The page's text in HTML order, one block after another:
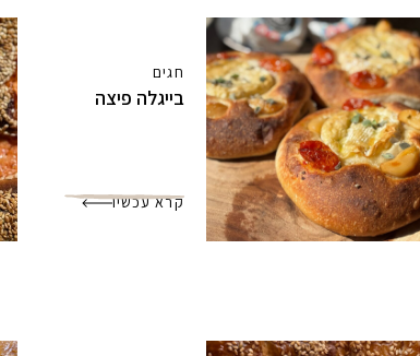
חגים
בייגלה פיצה
קרא עכשיו